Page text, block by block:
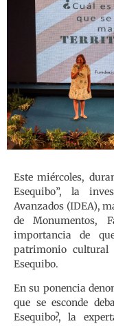
Este miércoles,
Esequibo”, la
Avanzados (IDEA),
de Monumentos,
importancia de
patrimonio cultural
Esequibo.
En su ponencia
que se esconde
Esequibo?, la